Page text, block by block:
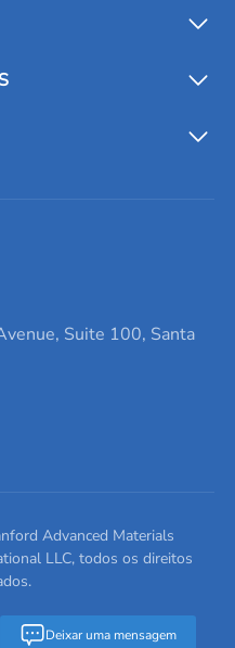
Deixar uma mensagem
Suite 100, Santa
Advanced Materials
LLC, todos os direitos